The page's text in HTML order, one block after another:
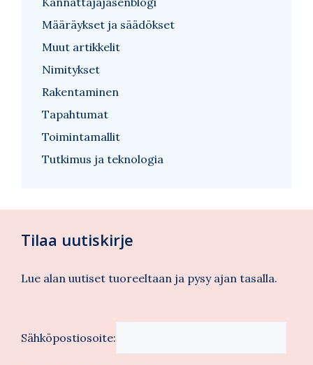
Määräykset ja säädökset
Muut artikkelit
Nimitykset
Rakentaminen
Tapahtumat
Toimintamallit
Tutkimus ja teknologia
Tilaa uutiskirje
Lue alan uutiset tuoreeltaan ja pysy ajan tasalla.
Sähköpostiosoite: